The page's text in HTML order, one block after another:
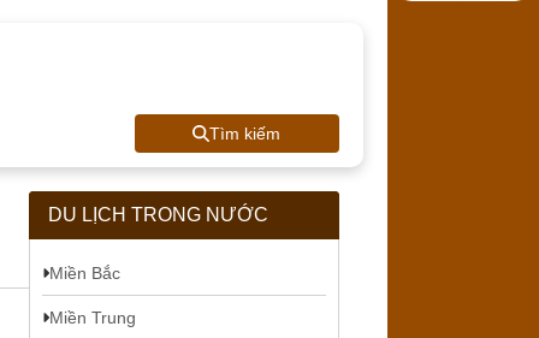
Tìm kiếm
DU LỊCH TRONG NƯỚC
Miền Bắc
Miền Trung